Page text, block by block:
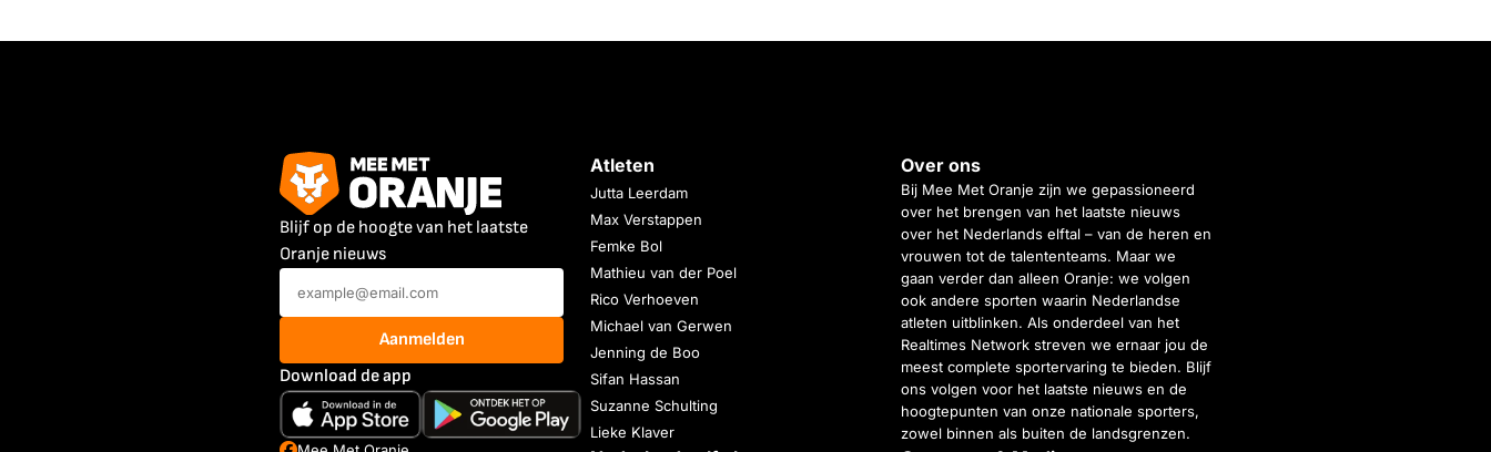
Blijf op de hoogte van het laatste
Oranje nieuws
Aanmelden
Download de app
Atleten
Jutta Leerdam
Max Verstappen
Femke Bol
Mathieu van der Poel
Rico Verhoeven
Michael van Gerwen
Jenning de Boo
Sifan Hassan
Suzanne Schulting
Lieke Klaver
Over ons
Bij Mee Met Oranje zijn we gepassioneerd
over het brengen van het laatste nieuws
over het Nederlands elftal – van de heren en
vrouwen tot de talententeams. Maar we
gaan verder dan alleen Oranje: we volgen
ook andere sporten waarin Nederlandse
atleten uitblinken. Als onderdeel van het
Realtimes Network streven we ernaar jou de
meest complete sportervaring te bieden. Blijf
ons volgen voor het laatste nieuws en de
hoogtepunten van onze nationale sporters,
zowel binnen als buiten de landsgrenzen.